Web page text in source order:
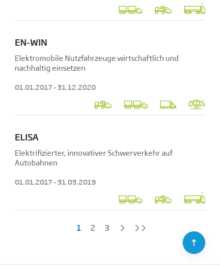
EN-WIN
Elektromobile Nutzfahrzeuge wirtschaftlich und
nachhaltig einsetzen
01.01.2017 - 31.12.2020
ELISA
Elektrifizierter, innovativer Schwerverkehr auf
Autobahnen
01.01.2017 - 31.03.2019
1 2 3
⇪